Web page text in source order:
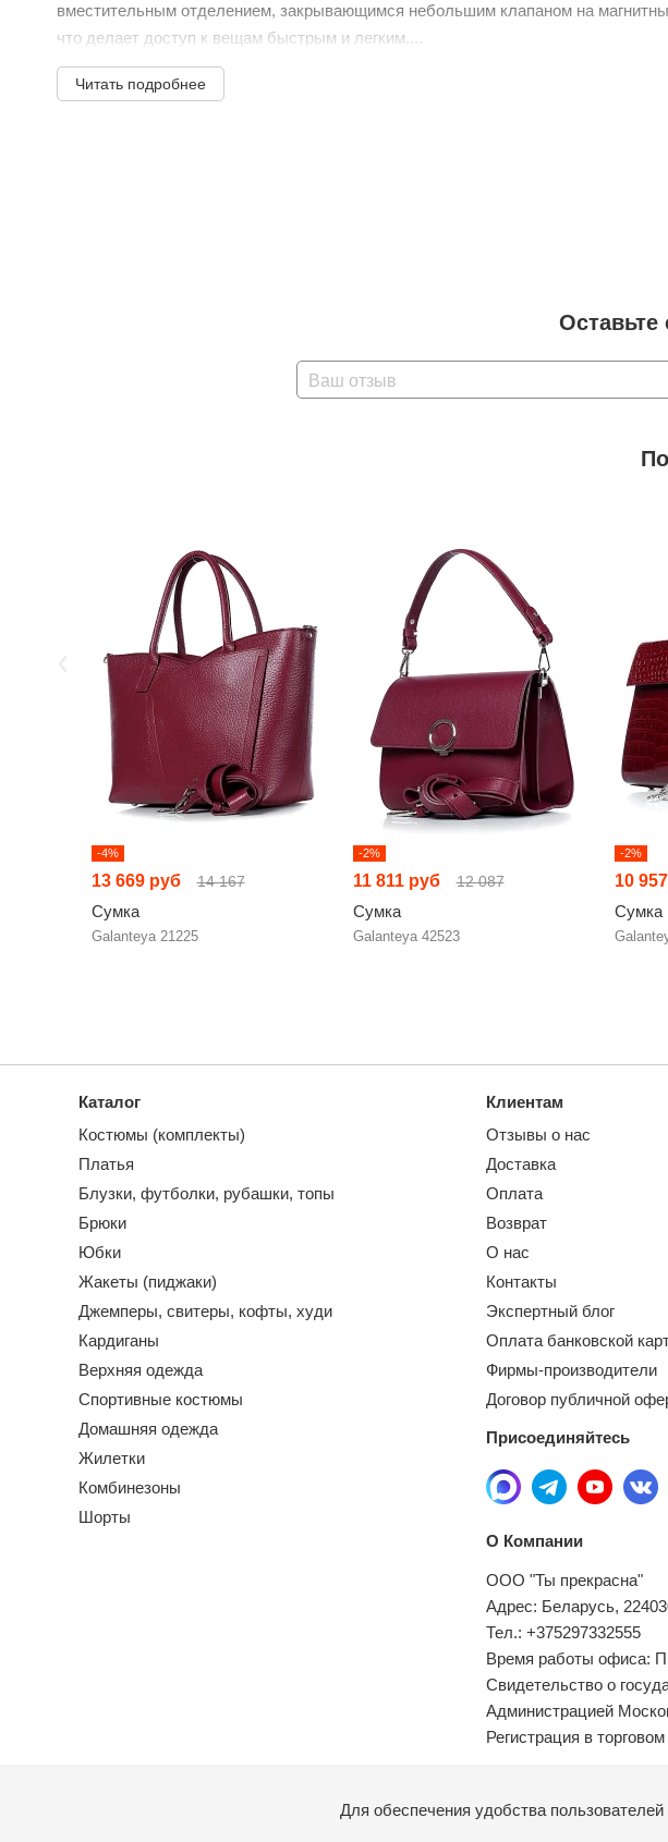
вместительным отделением, закрывающимся небольшим клапаном на
что делает доступ к вещам быстрым и легким....
Читать подробнее
Ваш отзыв
-4%
13 669 руб 14 167
Сумка
Galanteya 21225
-2%
11 811 руб 12 087
Сумка
Galanteya 42523
-2%
10
Сумка
Каталог
Костюмы (комплекты)
Платья
Блузки, футболки, рубашки, топы
Брюки
Юбки
Жакеты (пиджаки)
Джемперы, свитеры, кофты, худи
Кардиганы
Верхняя одежда
Спортивные костюмы
Домашняя одежда
Жилетки
Комбинезоны
Шорты
Клиентам
Отзывы о нас
Доставка
Оплата
Возврат
О нас
Контакты
Экспертный блог
Оплата банковской
Фирмы-производители
Договор публичной
Присоединяйтесь
О Компании
ООО "Ты прекрасна"
Адрес: Беларусь,
Тел.: +375297332555
Время работы офиса:
Свидетельство о
Администрацией
Регистрация в
Местный
8(0162) 21-04-75
Для обеспечения удобства